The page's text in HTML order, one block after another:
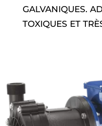
GALVANIQUES.
TOXIQUES ET